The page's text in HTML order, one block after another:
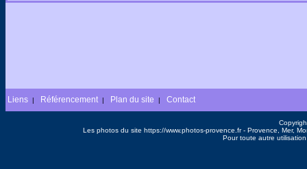
Liens | Référencement | Plan du site | Contact
Les photos du site https://www.photos-provence.fr - Provence, Mer,
Pour toute autre